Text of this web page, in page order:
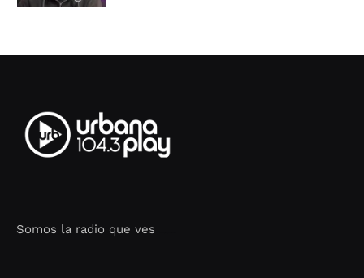
Somos la radio que ves